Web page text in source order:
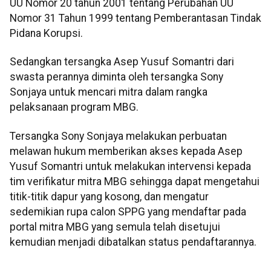
UU Nomor 20 tahun 2001 tentang Perubahan UU
Nomor 31 Tahun 1999 tentang Pemberantasan Tindak
Pidana Korupsi.
Sedangkan tersangka Asep Yusuf Somantri dari
swasta perannya diminta oleh tersangka Sony
Sonjaya untuk mencari mitra dalam rangka
pelaksanaan program MBG.
Tersangka Sony Sonjaya melakukan perbuatan
melawan hukum memberikan akses kepada Asep
Yusuf Somantri untuk melakukan intervensi kepada
tim verifikatur mitra MBG sehingga dapat mengetahui
titik-titik dapur yang kosong, dan mengatur
sedemikian rupa calon SPPG yang mendaftar pada
portal mitra MBG yang semula telah disetujui
kemudian menjadi dibatalkan status pendaftarannya.